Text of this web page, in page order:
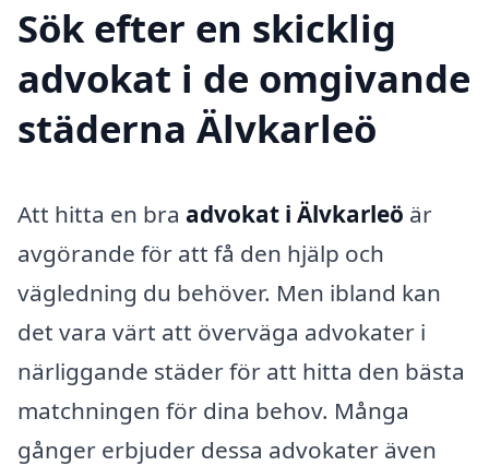
Sök efter en skicklig
advokat i de omgivande
städerna Älvkarleö
Att hitta en bra advokat i Älvkarleö är
avgörande för att få den hjälp och
vägledning du behöver. Men ibland kan
det vara värt att överväga advokater i
närliggande städer för att hitta den bästa
matchningen för dina behov. Många
gånger erbjuder dessa advokater även